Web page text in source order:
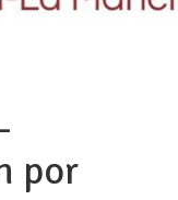
por